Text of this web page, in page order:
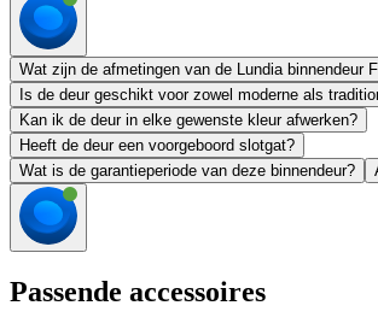
Wat zijn de afmetingen van de Lundia binnendeur
Is de deur geschikt voor zowel moderne als
Kan ik de deur in elke gewenste kleur afwerken?
Heeft de deur een voorgeboord slotgat?
Wat is de garantieperiode van deze binnendeur?
Passende accessoires